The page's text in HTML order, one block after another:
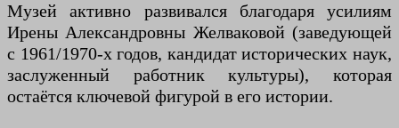
Музей активно развивался благодаря усилиям
Ирены Александровны Желваковой (заведующей
с 1961/1970-х годов, кандидат исторических наук,
заслуженный работник культуры), которая
остаётся ключевой фигурой в его истории.